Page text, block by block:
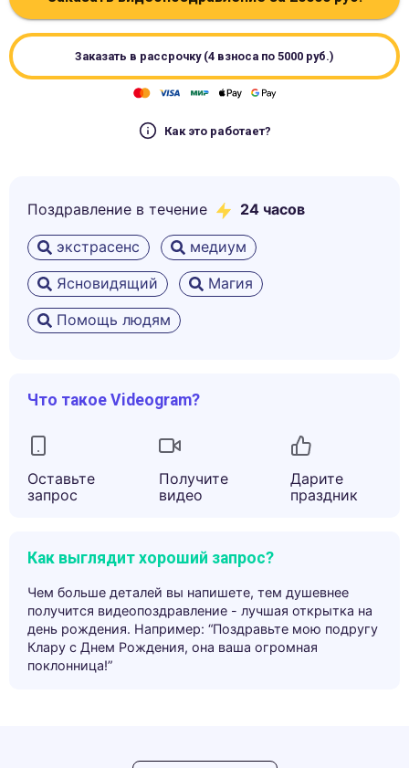
Заказать в рассрочку (4 взноса по 5000 руб.)
Как это работает?
Поздравление в течение 24 часов
экстрасенс
медиум
Ясновидящий
Магия
Помощь людям
Что такое Videogram?
Оставьте
запрос
Получите
видео
Дарите
праздник
Как выглядит хороший запрос?
Чем больше деталей вы напишете, тем душевнее
получится видеопоздравление - лучшая открытка на
день рождения. Например: “Поздравьте мою подругу
Клару с Днем Рождения, она ваша огромная
поклонница!”